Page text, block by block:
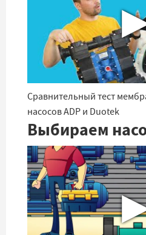
Сравнительный тест
насосов ADP и Duotek
Выбираем